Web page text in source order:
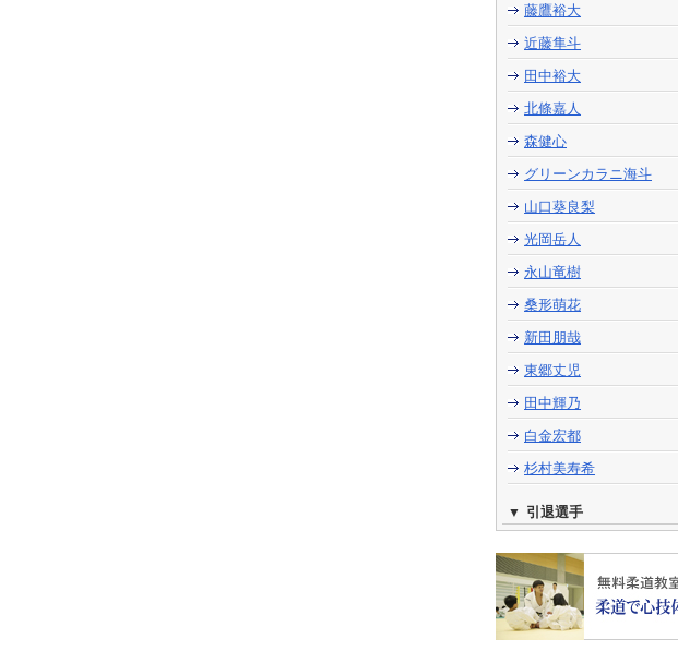
藤鷹裕大
近藤隼斗
田中裕大
北條嘉人
森健心
グリーンカラニ海斗
山口葵良梨
光岡岳人
永山竜樹
桑形萌花
新田朋哉
東郷丈児
田中輝乃
白金宏都
杉村美寿希
引退選手